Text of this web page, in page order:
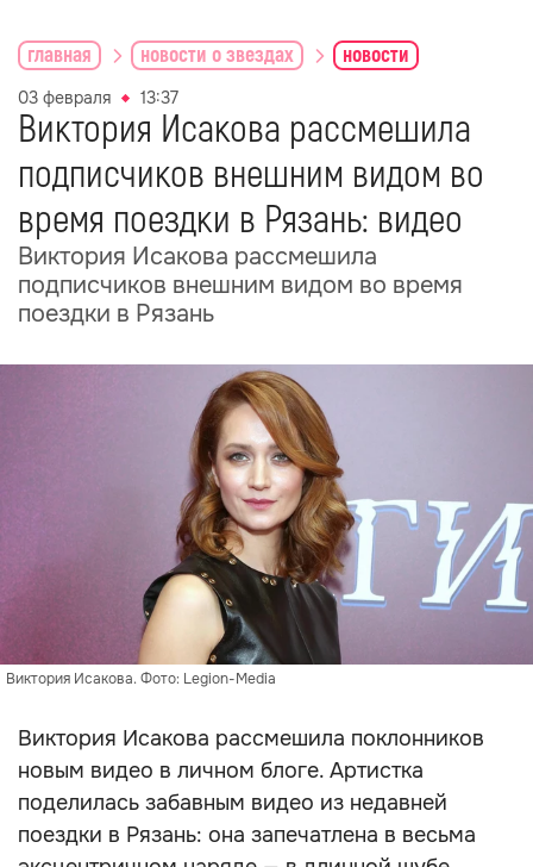
главная новости о звездах новости
03 февраля 13:37
Виктория Исакова рассмешила
подписчиков внешним видом во
время поездки в Рязань: видео
Виктория Исакова рассмешила
подписчиков внешним видом во время
поездки в Рязань
Виктория Исакова. Фото: Legion-Media
Виктория Исакова рассмешила поклонников
новым видео в личном блоге. Артистка
поделилась забавным видео из недавней
поездки в Рязань: она запечатлена в весьма